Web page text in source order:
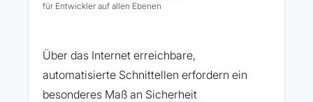
für Entwickler auf allen Ebenen
Über das Internet erreichbare,
automatisierte Schnittellen erfordern ein
besonderes Maß an Sicherheit